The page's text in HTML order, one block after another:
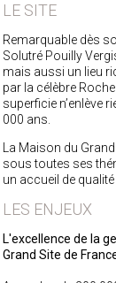
LE SITE
Remarquable dès
Solutré Pouilly
mais aussi un lieu
par la célèbre
superficie n’enlève
000 ans.
La Maison du
sous toutes ses
un accueil de
LES ENJEUX
L'excellence de la
Grand Site de